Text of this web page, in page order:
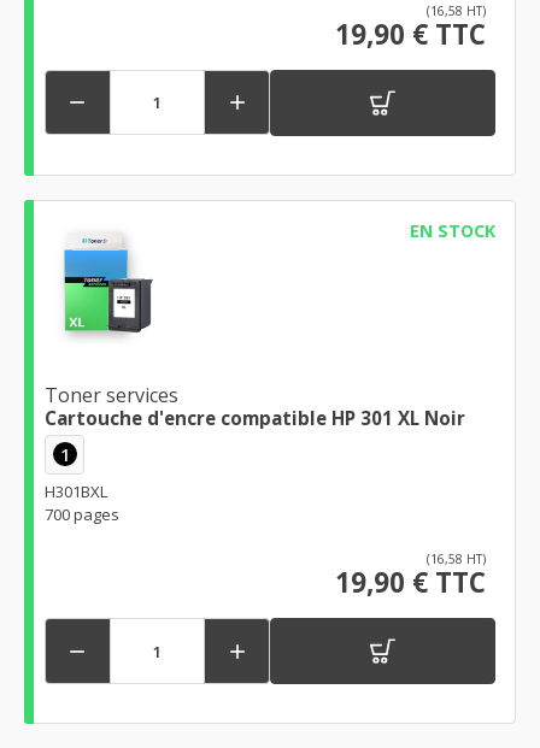
(16,58 HT)
19,90 € TTC
 
EN STOCK
Toner services
Cartouche d'encre compatible HP 301 XL Noir
1
H301BXL
700 pages
(16,58 HT)
19,90 € TTC
 